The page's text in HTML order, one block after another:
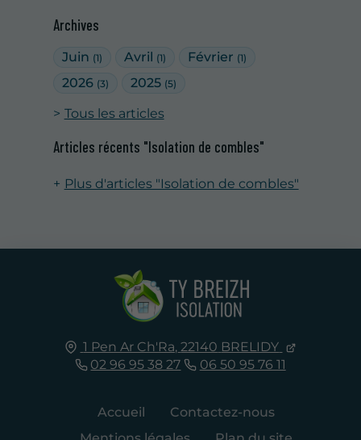
Archives
Juin (1) Avril (1) Février (1)
2026 (3) 2025 (5)
Tous les articles
Articles récents "Isolation de combles"
Plus d'articles "Isolation de combles"
1 Pen Ar Ch'Ra, 22140 BRELIDY
02 96 95 38 27
06 50 95 76 11
Accueil
Contactez-nous